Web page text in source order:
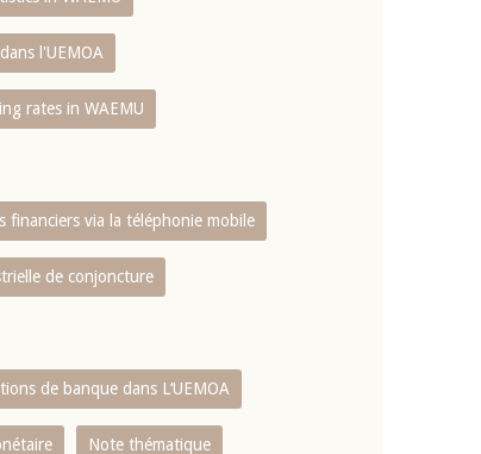
l'UEMOA
rates in WAEMU
financiers via la téléphonie mobile
de conjoncture
de banque dans L‘UEMOA
Note thématique